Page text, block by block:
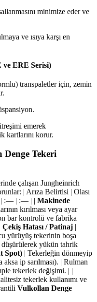
minimize eder ve
ve ısıya karşı en
ve ERE Serisi)
transpaletler için, zemin
emerek
kartlarını korur.
Denge Tekeri
çalışan Jungheinrich
| Arıza Belirtisi | Olası
| :— | :— | | Makinede
kırılması veya ayar
bar kontrolü ve fabrika
Çekiş Hatası / Patinaj |
yürüyüş tekerinin boşa
yükün tahrik
Spot) | Tekerleğin dönmeyip
ip sarılması). | Rulman
tekerlek değişimi. | |
tekerlek kullanımı ve
Vulkollan Denge